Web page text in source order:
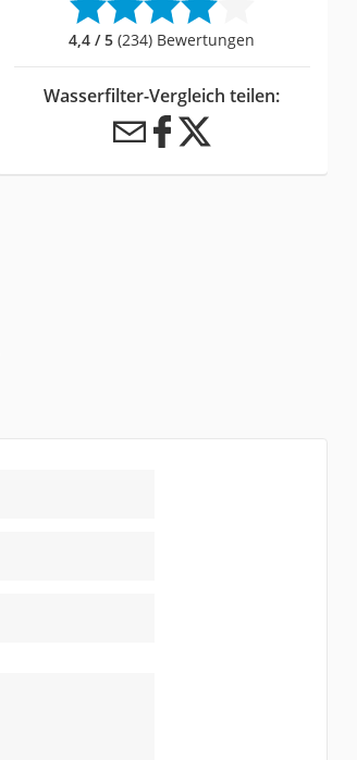
4,4 / 5 (234) Bewertungen
Wasserfilter-Vergleich teilen: